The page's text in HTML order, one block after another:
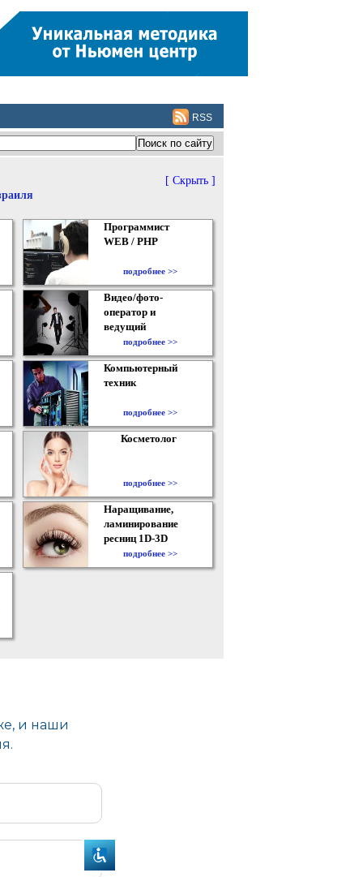
RSS
[ Скрыть ]
Программист
WEB / PHP
подробнее >>
Видео/фото-
оператор и
ведущий
подробнее >>
Компьютерный
техник
подробнее >>
Косметолог
подробнее >>
Наращивание,
ламинирование
ресниц 1D-3D
подробнее >>